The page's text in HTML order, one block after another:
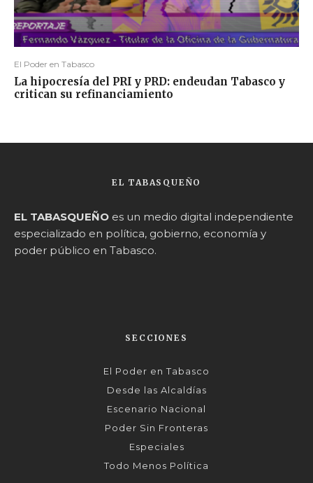
El Poder en Tabasco
La hipocresía del PRI y PRD: endeudan Tabasco y
critican su refinanciamiento
EL TABASQUEÑO
EL TABASQUEÑO es un medio digital independiente
especializado en política, gobierno, economía y
poder público en Tabasco.
SECCIONES
El Poder en Tabasco
Desde las Alcaldías
Escenario Nacional
Poder Sin Fronteras
Especiales
Todo Menos Política